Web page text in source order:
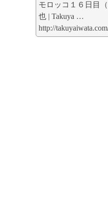
モロッコ１６日目
也 | Takuya …
http://